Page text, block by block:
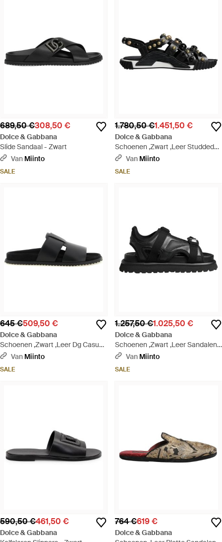
689,50 €308,50 €
Dolce & Gabbana
Slide Sandaal - Zwart
Van Miinto
SALE
1.780,50 €1.451,50 €
Dolce & Gabbana
Schoenen ,Zwart ,Leer Studded
Leren Slide Sandalen Met Logo -
Van Miinto
SALE
645 €509,50 €
Dolce & Gabbana
Schoenen ,Zwart ,Leer Dg Casual
Calfskin Sandalen - Zwart
Van Miinto
SALE
1.257,50 €1.025,50 €
Dolce & Gabbana
Schoenen ,Zwart ,Leer Sandalen
Schoenen - Zwart
Van Miinto
SALE
590,50 €461,50 €
Dolce & Gabbana
764 €619 €
Dolce & Gabbana